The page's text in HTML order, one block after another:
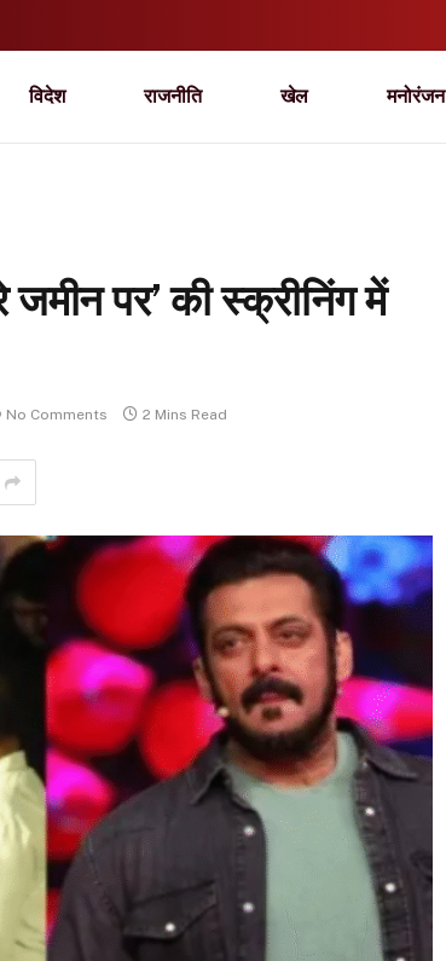
विदेश राजनीति खेल मनोरंजन
पर’ की स्क्रीनिंग में
No Comments 2 Mins Read